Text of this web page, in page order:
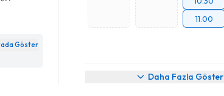
Göster
11:00
Daha Fazla Göster